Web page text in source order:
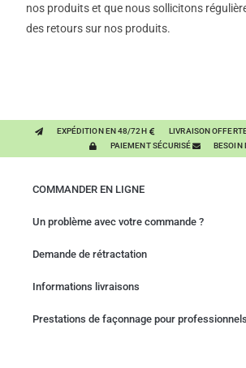
nos produits et que nous sollicitons
des retours sur nos produits.
EXPÉDITION EN 48/72H
LIVRAISON
PAIEMENT SÉCURISÉ
BESOIN
COMMANDER EN LIGNE
Un problème avec votre commande ?
Demande de rétractation
Informations livraisons
Prestations de façonnage pour